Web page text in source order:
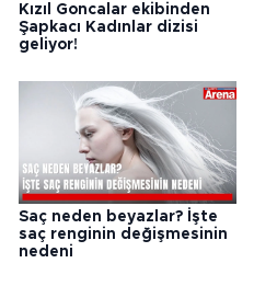
Kızıl Goncalar ekibinden
Şapkacı Kadınlar dizisi
geliyor!
Saç neden beyazlar? İşte
saç renginin değişmesinin
nedeni